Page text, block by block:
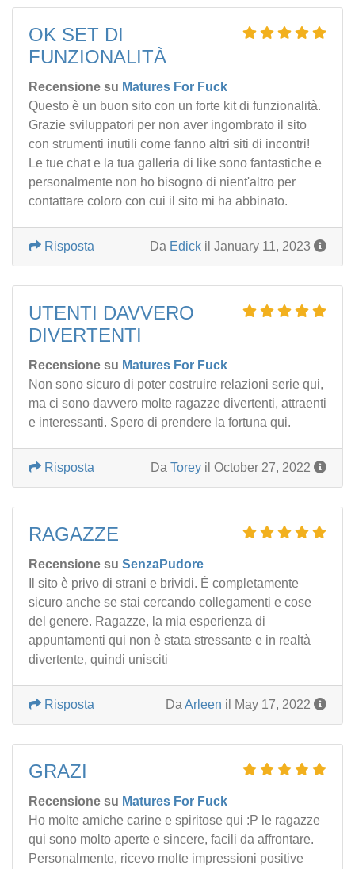
OK SET DI
FUNZIONALITÀ
Recensione su Matures For Fuck
Questo è un buon sito con un forte kit di funzionalità.
Grazie sviluppatori per non aver ingombrato il sito
con strumenti inutili come fanno altri siti di incontri!
Le tue chat e la tua galleria di like sono fantastiche e
personalmente non ho bisogno di nient'altro per
contattare coloro con cui il sito mi ha abbinato.
Da Edick il January 11, 2023
Risposta
UTENTI DAVVERO
DIVERTENTI
Recensione su Matures For Fuck
Non sono sicuro di poter costruire relazioni serie qui,
ma ci sono davvero molte ragazze divertenti, attraenti
e interessanti. Spero di prendere la fortuna qui.
Da Torey il October 27, 2022
Risposta
RAGAZZE
Recensione su SenzaPudore
Il sito è privo di strani e brividi. È completamente
sicuro anche se stai cercando collegamenti e cose
del genere. Ragazze, la mia esperienza di
appuntamenti qui non è stata stressante e in realtà
divertente, quindi unisciti
Da Arleen il May 17, 2022
Risposta
GRAZI
Recensione su Matures For Fuck
Ho molte amiche carine e spiritose qui :P le ragazze
qui sono molto aperte e sincere, facili da affrontare.
Personalmente, ricevo molte impressioni positive